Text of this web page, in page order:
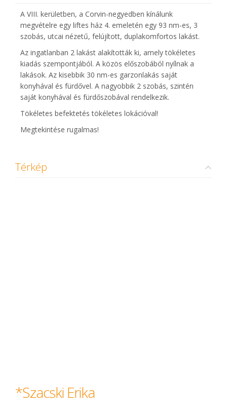
A VIII. kerületben, a Corvin-negyedben kínálunk
megvételre egy liftes ház 4. emeletén egy 93 nm-es, 3
szobás, utcai nézetű, felújított, duplakomfortos lakást.
Az ingatlanban 2 lakást alakították ki, amely tökéletes
kiadás szempontjából. A közös előszobából nyílnak a
lakások. Az kisebbik 30 nm-es garzonlakás saját
konyhával és fürdővel. A nagyobbik 2 szobás, szintén
saját konyhával és fürdőszobával rendelkezik.
Tökéletes befektetés tökéletes lokációval!
Megtekintése rugalmas!
Térkép
*Szacski Erika